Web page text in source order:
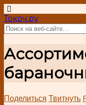
Токоч.ру
Поделиться Твитнуть